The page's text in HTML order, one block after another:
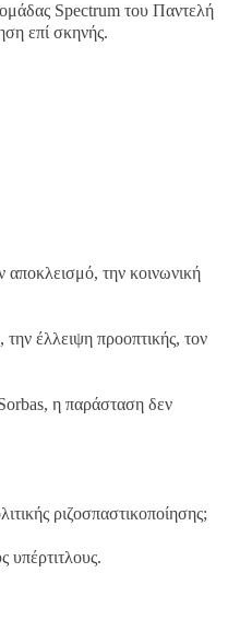
Spectrum του Παντελή
επί σκηνής.
αποκλεισμό, την κοινωνική
έλλειψη προοπτικής, τον
η παράσταση δεν
ριζοσπαστικοποίησης;
υπέρτιτλους.